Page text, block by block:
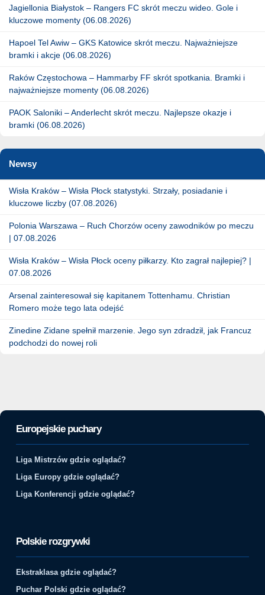
Jagiellonia Białystok – Rangers FC skrót meczu wideo. Gole i
kluczowe momenty (06.08.2026)
Hapoel Tel Awiw – GKS Katowice skrót meczu. Najważniejsze
bramki i akcje (06.08.2026)
Raków Częstochowa – Hammarby FF skrót spotkania. Bramki i
najważniejsze momenty (06.08.2026)
PAOK Saloniki – Anderlecht skrót meczu. Najlepsze okazje i
bramki (06.08.2026)
Newsy
Wisła Kraków – Wisła Płock statystyki. Strzały, posiadanie i
kluczowe liczby (07.08.2026)
Polonia Warszawa – Ruch Chorzów oceny zawodników po meczu
| 07.08.2026
Wisła Kraków – Wisła Płock oceny piłkarzy. Kto zagrał najlepiej? |
07.08.2026
Arsenal zainteresował się kapitanem Tottenhamu. Christian
Romero może tego lata odejść
Zinedine Zidane spełnił marzenie. Jego syn zdradził, jak Francuz
podchodzi do nowej roli
Europejskie puchary
Liga Mistrzów gdzie oglądać?
Liga Europy gdzie oglądać?
Liga Konferencji gdzie oglądać?
Polskie rozgrywki
Ekstraklasa gdzie oglądać?
Puchar Polski gdzie oglądać?